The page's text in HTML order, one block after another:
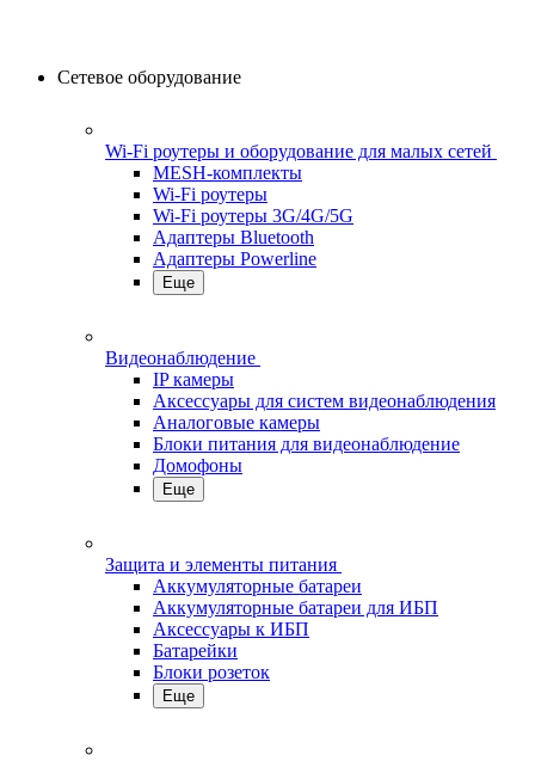
Сетевое оборудование
Wi-Fi роутеры и оборудование для малых сетей
MESH-комплекты
Wi-Fi роутеры
Wi-Fi роутеры 3G/4G/5G
Адаптеры Bluetooth
Адаптеры Powerline
Еще
Видеонаблюдение
IP камеры
Аксессуары для систем видеонаблюдения
Аналоговые камеры
Блоки питания для видеонаблюдение
Домофоны
Еще
Защита и элементы питания
Аккумуляторные батареи
Аккумуляторные батареи для ИБП
Аксессуары к ИБП
Батарейки
Блоки розеток
Еще